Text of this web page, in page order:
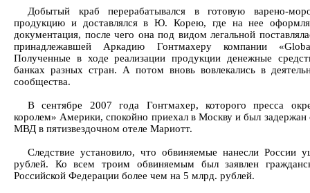
Добытый краб перерабатывался в готовую варено-
продукцию и доставлялся в Ю. Корею, где на нее
документация, после чего она под видом легальной
принадлежавшей Аркадию Гонтмахеру компании
Полученные в ходе реализации продукции денежные
банках разных стран. А потом вновь вовлекались в
сообщества.
В сентябре 2007 года Гонтмахер, которого пресса
королем» Америки, спокойно приехал в Москву и был
МВД в пятизвездочном отеле Мариотт.
Следствие установило, что обвиняемые нанесли России
рублей. Ко всем троим обвиняемым был заявлен
Российской Федерации более чем на 5 млрд. рублей.